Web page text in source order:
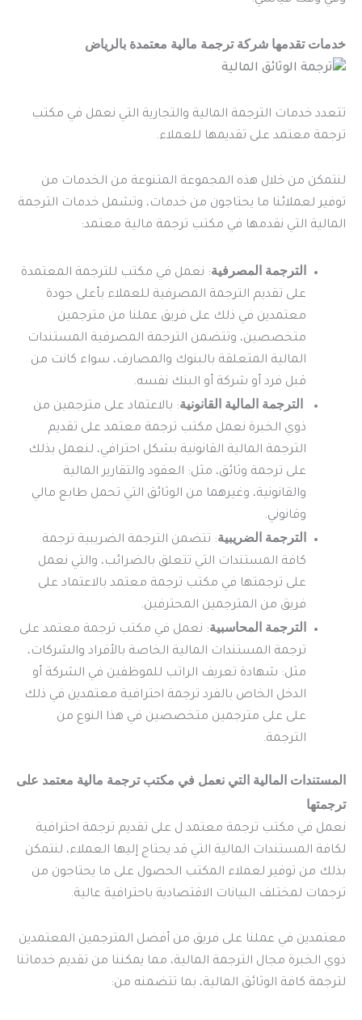
خدمات تقدمها شركة ترجمة مالية معتمدة بالرياض
تتعدد خدمات الترجمة المالية والتجارية التي نعمل في مكتب
ترجمة معتمد على تقديمها للعملاء.
لنتمكن من خلال هذه المجموعة المتنوعة من الخدمات من
توفير لعملائنا ما يحتاجون من خدمات، وتشمل خدمات الترجمة
المالية التي نقدمها في مكتب ترجمة مالية معتمد:
الترجمة المصرفية: نعمل في مكتب للترجمة المعتمدة
على تقديم الترجمة المصرفية للعملاء بأعلى جودة
معتمدين في ذلك على فريق عملنا من مترجمين
متخصصين، وتتضمن الترجمة المصرفية المستندات
المالية المتعلقة بالبنوك والمصارف، سواء كانت من
قبل فرد أو شركة أو البنك نفسه.
الترجمة المالية القانونية: بالاعتماد على مترجمين من
ذوي الخبرة نعمل مكتب ترجمة معتمد على تقديم
الترجمة المالية القانونية بشكل احترافي، لنعمل بذلك
على ترجمة وثائق، مثل: العقود والتقارير المالية
والقانونية، وغيرهما من الوثائق التي تحمل طابع مالي
وقانوني.
الترجمة الضريبية: تتضمن الترجمة الضريبية ترجمة
كافة المستندات التي تتعلق بالضرائب، والتي نعمل
على ترجمتها في مكتب ترجمة معتمد بالاعتماد على
فريق من المترجمين المحترفين.
الترجمة المحاسبية: نعمل في مكتب ترجمة معتمد على
ترجمة المستندات المالية الخاصة بالأفراد والشركات،
مثل: شهادة تعريف الراتب للموظفين في الشركة أو
الدخل الخاص بالفرد ترجمة احترافية معتمدين في ذلك
على على مترجمين متخصصين في هذا النوع من
الترجمة.
المستندات المالية التي نعمل في مكتب ترجمة مالية معتمد على
ترجمتها
نعمل في مكتب ترجمة معتمد ل على تقديم ترجمة احترافية
لكافة المستندات المالية التي قد يحتاج إليها العملاء، لنتمكن
بذلك من توفير لعملاء المكتب الحصول على ما يحتاجون من
ترجمات لمختلف البيانات الاقتصادية باحترافية عالية.
معتمدين في عملنا على فريق من أفضل المترجمين المعتمدين
ذوي الخبرة مجال الترجمة المالية، مما يمكننا من تقديم خدماتنا
لترجمة كافة الوثائق المالية، بما تتضمنه من: